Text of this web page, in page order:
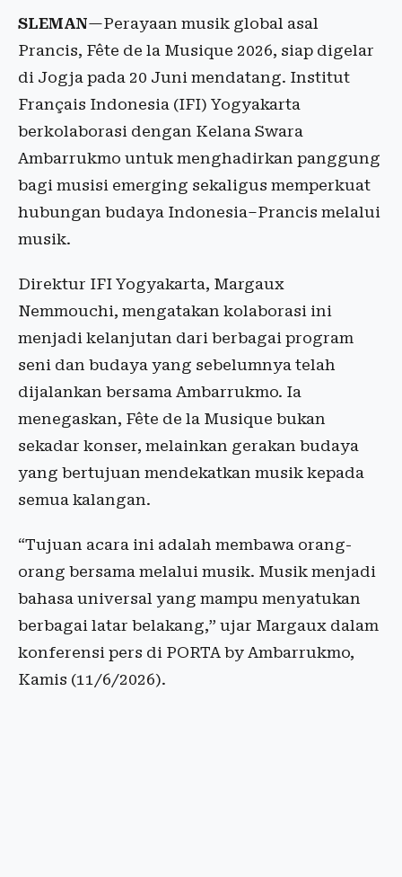
SLEMAN—Perayaan musik global asal
Prancis, Fête de la Musique 2026, siap digelar
di Jogja pada 20 Juni mendatang. Institut
Français Indonesia (IFI) Yogyakarta
berkolaborasi dengan Kelana Swara
Ambarrukmo untuk menghadirkan panggung
bagi musisi emerging sekaligus memperkuat
hubungan budaya Indonesia–Prancis melalui
musik.
Direktur IFI Yogyakarta, Margaux
Nemmouchi, mengatakan kolaborasi ini
menjadi kelanjutan dari berbagai program
seni dan budaya yang sebelumnya telah
dijalankan bersama Ambarrukmo. Ia
menegaskan, Fête de la Musique bukan
sekadar konser, melainkan gerakan budaya
yang bertujuan mendekatkan musik kepada
semua kalangan.
“Tujuan acara ini adalah membawa orang-
orang bersama melalui musik. Musik menjadi
bahasa universal yang mampu menyatukan
berbagai latar belakang,” ujar Margaux dalam
konferensi pers di PORTA by Ambarrukmo,
Kamis (11/6/2026).